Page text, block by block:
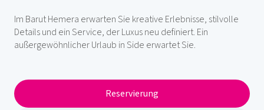
Im Barut Hemera erwarten Sie kreative Erlebnisse, stilvolle
Details und ein Service, der Luxus neu definiert. Ein
außergewöhnlicher Urlaub in Side erwartet Sie.
Reservierung